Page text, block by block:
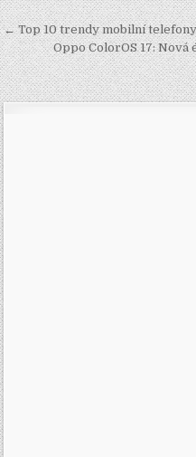
Navigace
pro
příspěvek
← Top 10 trendy mobilní
Oppo ColorOS 17: